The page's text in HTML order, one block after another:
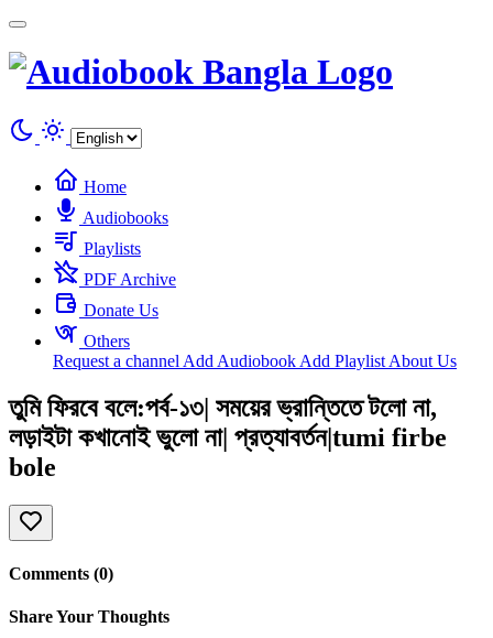
Home
Audiobooks
Playlists
PDF Archive
Donate Us
Others
Request a channel Add Audiobook Add Playlist About Us
তুমি ফিরবে বলে:পর্ব-১৩| সময়ের ভ্রান্তিতে টলো না,
লড়াইটা কখানোই ভুলো না| প্রত্যাবর্তন|tumi firbe
bole
Comments (0)
Share Your Thoughts